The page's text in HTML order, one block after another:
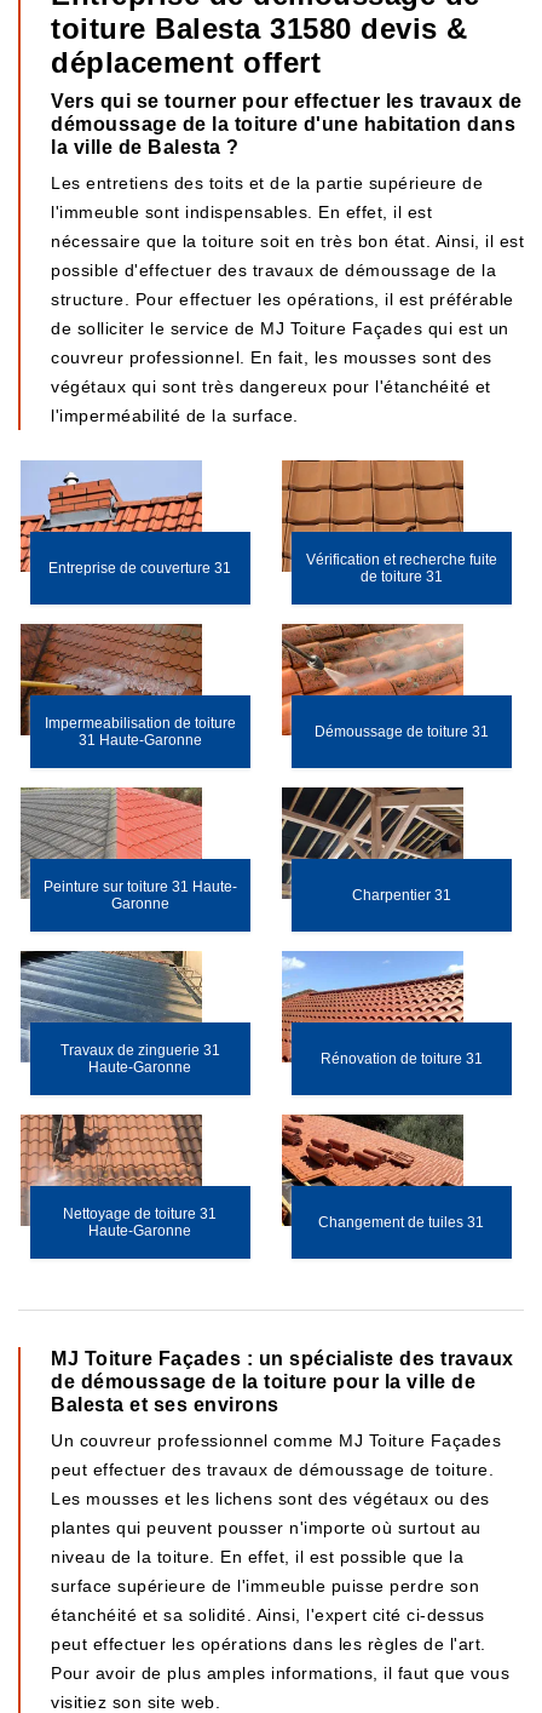
toiture Balesta 31580 devis &
déplacement offert
Vers qui se tourner pour effectuer les travaux de
démoussage de la toiture d'une habitation dans
la ville de Balesta ?
Les entretiens des toits et de la partie supérieure de
l'immeuble sont indispensables. En effet, il est
nécessaire que la toiture soit en très bon état. Ainsi, il est
possible d'effectuer des travaux de démoussage de la
structure. Pour effectuer les opérations, il est préférable
de solliciter le service de MJ Toiture Façades qui est un
couvreur professionnel. En fait, les mousses sont des
végétaux qui sont très dangereux pour l'étanchéité et
l'imperméabilité de la surface.
Entreprise de couverture 31
Vérification et recherche fuite
de toiture 31
Impermeabilisation de toiture
31 Haute-Garonne
Démoussage de toiture 31
Peinture sur toiture 31 Haute-
Garonne
Charpentier 31
Travaux de zinguerie 31
Haute-Garonne
Rénovation de toiture 31
Nettoyage de toiture 31
Haute-Garonne
Changement de tuiles 31
MJ Toiture Façades : un spécialiste des travaux
de démoussage de la toiture pour la ville de
Balesta et ses environs
Un couvreur professionnel comme MJ Toiture Façades
peut effectuer des travaux de démoussage de toiture.
Les mousses et les lichens sont des végétaux ou des
plantes qui peuvent pousser n'importe où surtout au
niveau de la toiture. En effet, il est possible que la
surface supérieure de l'immeuble puisse perdre son
étanchéité et sa solidité. Ainsi, l'expert cité ci-dessus
peut effectuer les opérations dans les règles de l'art.
Pour avoir de plus amples informations, il faut que vous
visitiez son site web.